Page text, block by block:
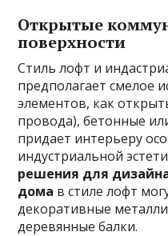
Открытые
поверхности
Стиль лофт и
предполагает смелое
элементов, как
провода), бетонные
придает интерьеру
индустриальной
решения для
дома в стиле лофт
декоративные
деревянные балки.